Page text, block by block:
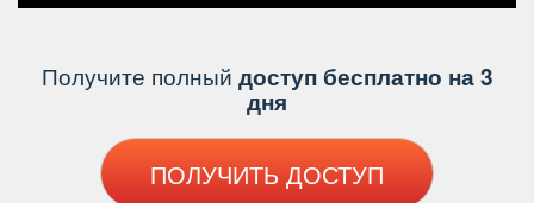
Получите полный доступ бесплатно на 3
дня
ПОЛУЧИТЬ ДОСТУП